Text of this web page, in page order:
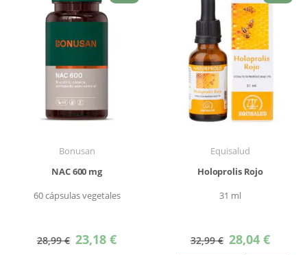
Bonusan
NAC 600 mg
60 cápsulas vegetales
28,99 € Precio
especial
23,18 €
Equisalud
Holoprolis Rojo
31 ml
32,99 € Precio
especial
28,04 €